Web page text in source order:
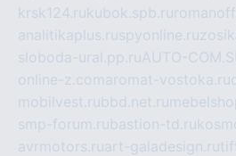
krsk124.rukubok.spb.ru
analitikaplus.ruspyonline.ru
sloboda-ural.pp.ruAUTO-
online-z.comaromat-vostoka.ru
mobilvest.rubbd.net.ru
smp-forum.rubastion-td.ru
avrmotors.ruart-galadesign.ru